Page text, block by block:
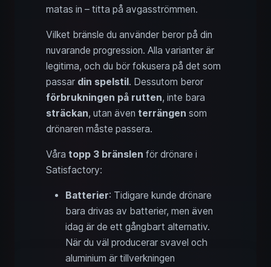
matas in – titta på avgasströmmen.
Vilket bränsle du använder beror på din
nuvarande progression. Alla varianter är
legitima, och du bör fokusera på det som
passar din spelstil. Dessutom beror
förbrukningen på rutten, inte bara
sträckan, utan även terrängen som
drönaren måste passera.
Våra topp 3 bränslen för drönare i
Satisfactory:
Batterier: Tidigare kunde drönare
bara drivas av batterier, men även
idag är de ett gångbart alternativ.
När du väl producerar svavel och
aluminium är tillverkningen